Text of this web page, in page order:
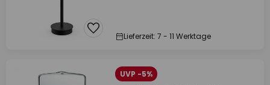
Lieferzeit: 7 - 11 Werktage
UVP -5%